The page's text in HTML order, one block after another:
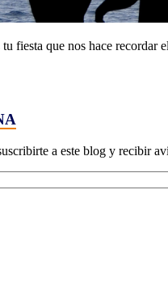
fiesta que nos hace
a este blog y recibir